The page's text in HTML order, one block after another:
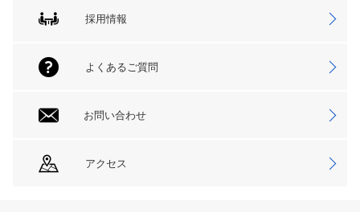
採用情報
よくあるご質問
お問い合わせ
アクセス